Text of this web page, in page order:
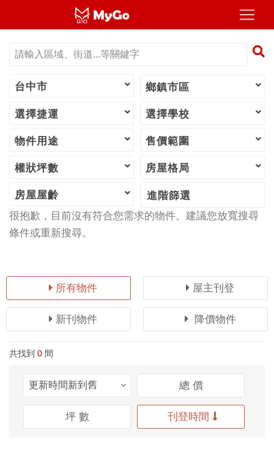
台中市 鄉鎮市區
選擇捷運 選擇學校
物件用途 售價範圍
權狀坪數 房屋格局
房屋屋齡
進階篩選
很抱歉，目前沒有符合您需求的物件。建議您放寬搜尋
條件或重新搜尋。
所有物件 屋主刊登
新刊物件 降價物件
共找到 0 間
總 價
坪 數 刊登時間